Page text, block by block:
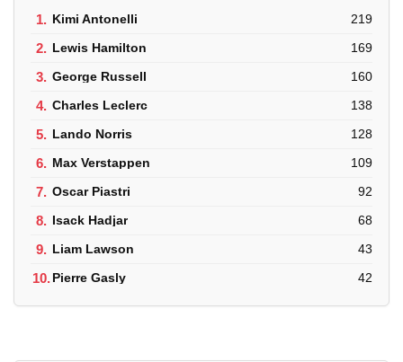
1. Kimi Antonelli 219
2. Lewis Hamilton 169
3. George Russell 160
4. Charles Leclerc 138
5. Lando Norris 128
6. Max Verstappen 109
7. Oscar Piastri 92
8. Isack Hadjar 68
9. Liam Lawson 43
10.Pierre Gasly 42